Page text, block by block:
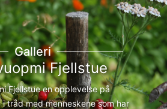
Galleri
Fjellstue
Fjellstue en opplevelse på
i tråd med menneskene som har